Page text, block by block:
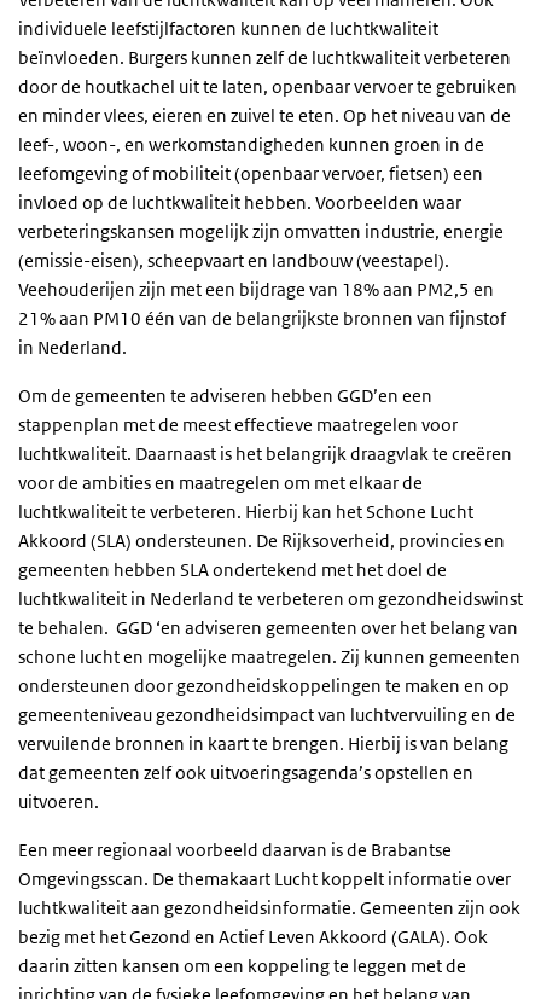
individuele leefstijlfactoren kunnen de luchtkwaliteit
beïnvloeden. Burgers kunnen zelf de luchtkwaliteit verbeteren
door de houtkachel uit te laten, openbaar vervoer te gebruiken
en minder vlees, eieren en zuivel te eten. Op het niveau van de
leef-, woon-, en werkomstandigheden kunnen groen in de
leefomgeving of mobiliteit (openbaar vervoer, fietsen) een
invloed op de luchtkwaliteit hebben. Voorbeelden waar
verbeteringskansen mogelijk zijn omvatten industrie, energie
(emissie-eisen), scheepvaart en landbouw (veestapel).
Veehouderijen zijn met een bijdrage van 18% aan PM2,5 en
21% aan PM10 één van de belangrijkste bronnen van fijnstof
in Nederland.
Om de gemeenten te adviseren hebben GGD’en een
stappenplan met de meest effectieve maatregelen voor
luchtkwaliteit. Daarnaast is het belangrijk draagvlak te creëren
voor de ambities en maatregelen om met elkaar de
luchtkwaliteit te verbeteren. Hierbij kan het Schone Lucht
Akkoord (SLA) ondersteunen. De Rijksoverheid, provincies en
gemeenten hebben SLA ondertekend met het doel de
luchtkwaliteit in Nederland te verbeteren om gezondheidswinst
te behalen. GGD ‘en adviseren gemeenten over het belang van
schone lucht en mogelijke maatregelen. Zij kunnen gemeenten
ondersteunen door gezondheidskoppelingen te maken en op
gemeenteniveau gezondheidsimpact van luchtvervuiling en de
vervuilende bronnen in kaart te brengen. Hierbij is van belang
dat gemeenten zelf ook uitvoeringsagenda’s opstellen en
uitvoeren.
Een meer regionaal voorbeeld daarvan is de Brabantse
Omgevingsscan. De themakaart Lucht koppelt informatie over
luchtkwaliteit aan gezondheidsinformatie. Gemeenten zijn ook
bezig met het Gezond en Actief Leven Akkoord (GALA). Ook
daarin zitten kansen om een koppeling te leggen met de